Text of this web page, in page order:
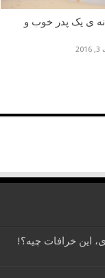
ی یک پدر خوب و
این خرافات چیه؟!